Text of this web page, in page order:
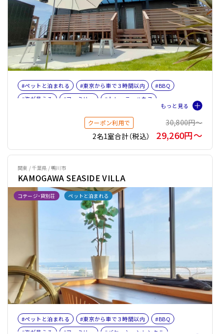
#ペットと泊まれる #東京から車で３時間以内
#BBQ
#海が見える
#ファミリー
#トレーラーハウス
クーポン利用で
30,800円〜
2名1室合計（税込）
29,260円〜
コテージ・貸別荘 ペットと泊まれる
関東 / 千葉県 / 鴨川市
KAMOGAWA SEASIDE VILLA
#ペットと泊まれる #東京から車で３時間以内
#BBQ
#海が見える
#ファミリー
#バケーションレンタル